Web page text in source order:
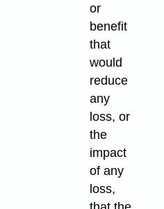
or
benefit
that
would
reduce
any
loss, or
the
impact
of any
loss,